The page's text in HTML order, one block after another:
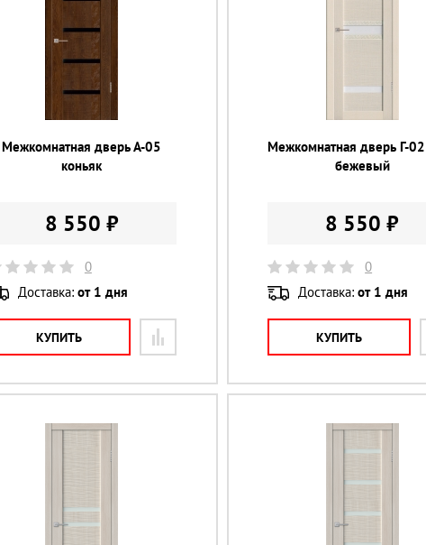
Межкомнатная дверь А-05
коньяк
8 550 ₽
0
Доставка: от 1 дня
КУПИТЬ
Межкомнатная дверь Г-
бежевый
8 550 ₽
0
Доставка:от 1 дня
КУПИТЬ